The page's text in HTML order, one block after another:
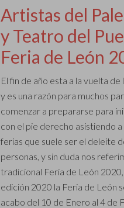
Artistas del
y Teatro del
Feria de León
El fin de año esta a la vuelta de
y es una razón para muchos
comenzar a prepararse para
con el pie derecho asistiendo a
ferias que suele ser el deleite
personas, y sin duda nos
tradicional Feria de León
edición 2020 la Feria de León
acabo del 10 de Enero al 4 de